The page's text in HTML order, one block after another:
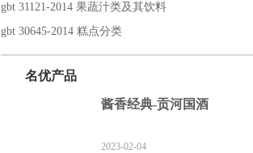
gbt 31121-2014 果蔬汁类及其饮料
gbt 30645-2014 糕点分类
名优产品
酱香经典-贡河国酒
2023-02-04